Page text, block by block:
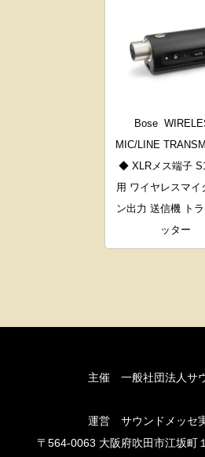
Bose
MIC/LINE
◆ XLRメス端子
用 ワイヤレスマイ
ン出力 送信機 トラ
ッター
主催 一般社団法人サ
運営 サウンドメッセ
〒564-0063 大阪府吹田市江坂